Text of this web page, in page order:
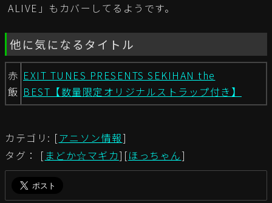
ALIVE」もカバーしてるようです。
他に気になるタイトル
赤
飯
EXIT TUNES PRESENTS SEKIHAN the
BEST【数量限定オリジナルストラップ付き】
カテゴリ: [アニソン情報]
タグ： [ まどか☆マギカ][ほっちゃん]